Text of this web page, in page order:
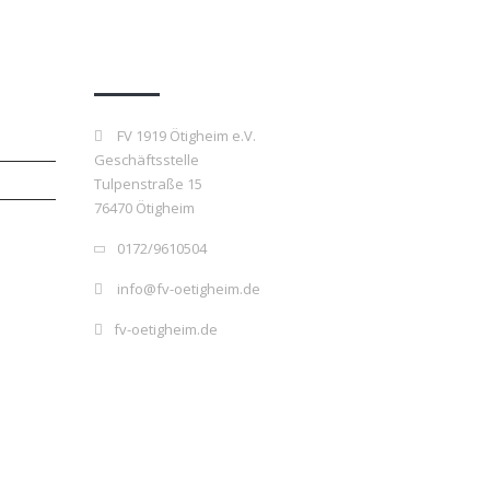
FV 1919 Ötigheim e.V.
Geschäftsstelle
Tulpenstraße 15
76470 Ötigheim
0172/9610504
info@fv-oetigheim.de
fv-oetigheim.de